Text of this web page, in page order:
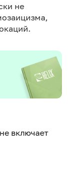
не
включает